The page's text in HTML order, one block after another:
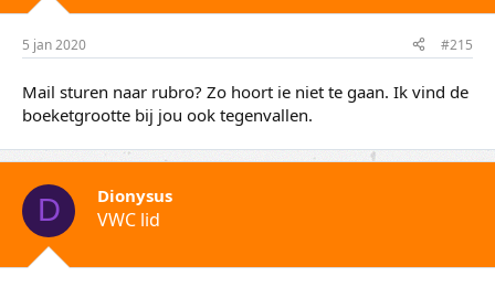
5 jan 2020 #215
Mail sturen naar rubro? Zo hoort ie niet te gaan. Ik vind de
boeketgrootte bij jou ook tegenvallen.
D Dionysus
VWC lid